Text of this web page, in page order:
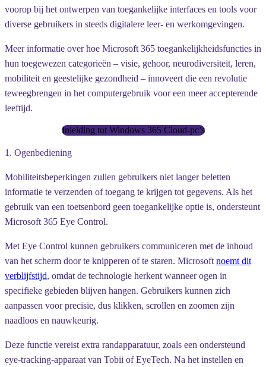
voorop bij het ontwerpen van toegankelijke interfaces en tools voor
diverse gebruikers in steeds digitalere leer- en werkomgevingen.
Meer informatie over hoe Microsoft 365 toegankelijkheidsfuncties in
hun toegewezen categorieën – visie, gehoor, neurodiversiteit, leren,
mobiliteit en geestelijke gezondheid – innoveert die een revolutie
teweegbrengen in het computergebruik voor een meer accepterende
leeftijd.
Inleiding tot Windows 365 Cloud-pc’s
1. Ogenbediening
Mobiliteitsbeperkingen zullen gebruikers niet langer beletten
informatie te verzenden of toegang te krijgen tot gegevens. Als het
gebruik van een toetsenbord geen toegankelijke optie is, ondersteunt
Microsoft 365 Eye Control.
Met Eye Control kunnen gebruikers communiceren met de inhoud
van het scherm door te knipperen of te staren. Microsoft noemt dit
verblijfstijd, omdat de technologie herkent wanneer ogen in
specifieke gebieden blijven hangen. Gebruikers kunnen zich
aanpassen voor precisie, dus klikken, scrollen en zoomen zijn
naadloos en nauwkeurig.
Deze functie vereist extra randapparatuur, zoals een ondersteund
eye-tracking-apparaat van Tobii of EyeTech. Na het instellen en